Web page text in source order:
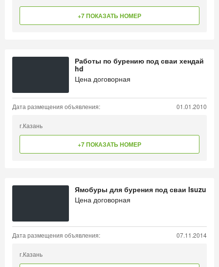
+7 ПОКАЗАТЬ НОМЕР
Работы по бурению под сваи хендай
hd
Цена договорная
Дата размещения объявления: 01.01.2010
г.Казань
+7 ПОКАЗАТЬ НОМЕР
Ямобуры для бурения под сваи Isuzu
Цена договорная
Дата размещения объявления: 07.11.2014
г.Казань